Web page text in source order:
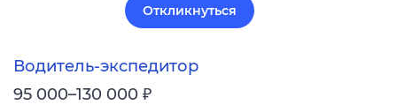
Откликнуться
Водитель-экспедитор
95 000–130 000 ₽